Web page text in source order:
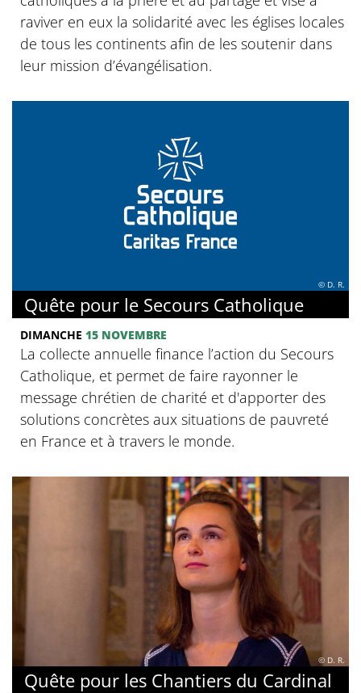
raviver en eux la solidarité avec les églises locales
de tous les continents afin de les soutenir dans
leur mission d’évangélisation.
© D. R.
Quête pour le Secours Catholique
DIMANCHE 15 NOVEMBRE
La collecte annuelle finance l’action du Secours
Catholique, et permet de faire rayonner le
message chrétien de charité et d'apporter des
solutions concrètes aux situations de pauvreté
en France et à travers le monde.
© D. R.
Quête pour les Chantiers du Cardinal